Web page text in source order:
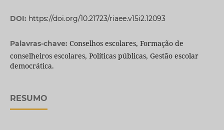
DOI: https://doi.org/10.21723/riaee.v15i2.12093
Palavras-chave: Conselhos escolares, Formação de
conselheiros escolares, Políticas públicas, Gestão escolar
democrática.
RESUMO